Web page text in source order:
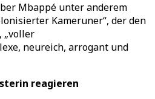
Mbappé unter anderem
Kameruner“, der den
„voller
neureich, arrogant und
reagieren